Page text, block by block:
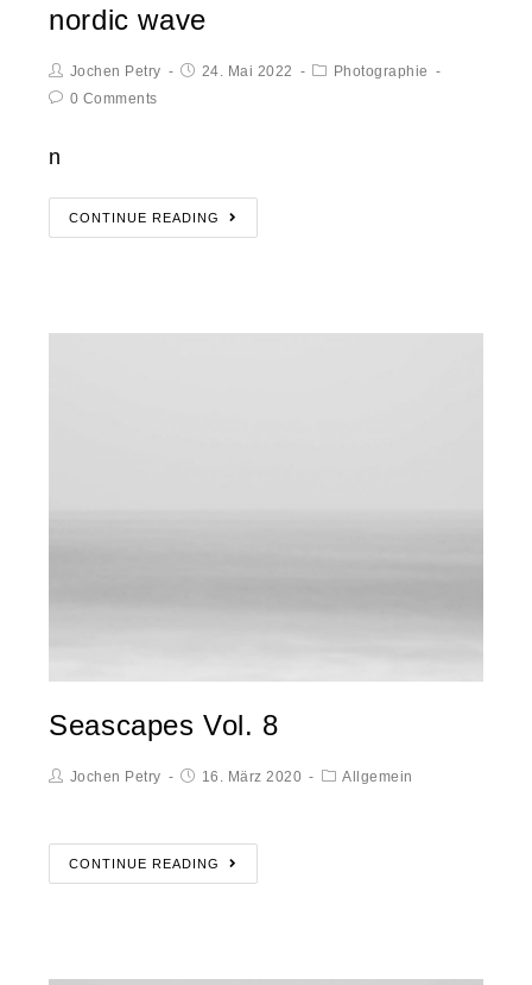
nordic wave
Jochen Petry 24. Mai 2022
Photographie
0 Comments
n
CONTINUE READING
Seascapes Vol. 8
Jochen Petry 16. März 2020 Allgemein
CONTINUE READING